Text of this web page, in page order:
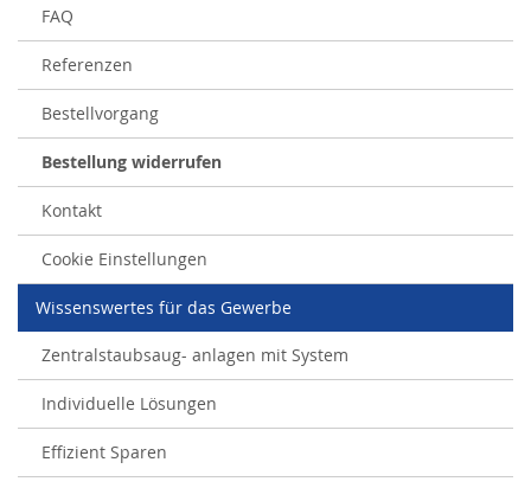
FAQ
Referenzen
Bestellvorgang
Bestellung widerrufen
Kontakt
Cookie Einstellungen
Wissenswertes für das Gewerbe
Zentralstaubsaug- anlagen mit System
Individuelle Lösungen
Effizient Sparen